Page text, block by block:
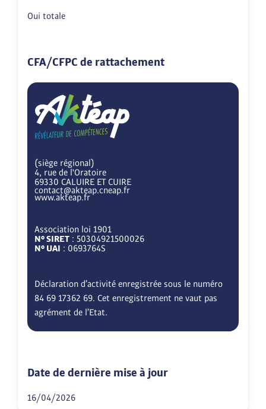
Oui totale
CFA/CFPC de rattachement
(siège régional)
4, rue de l'Oratoire
69330 CALUIRE ET CUIRE
contact@akteap.cneap.fr
www.akteap.fr
Association loi 1901
N° SIRET : 50304921500026
N° UAI : 0693764S
Déclaration d’activité enregistrée sous le numéro
84 69 17362 69. Cet enregistrement ne vaut pas
agrément de l’Etat.
Date de dernière mise à jour
16/04/2026